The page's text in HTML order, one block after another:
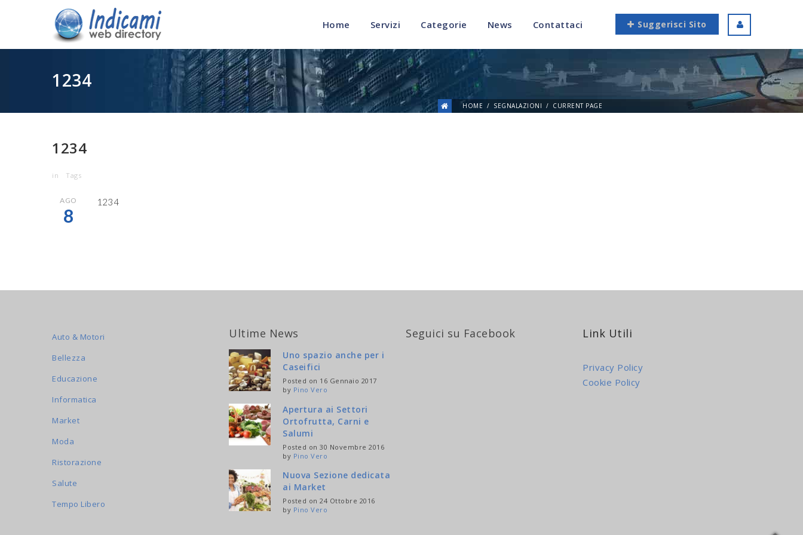
Home Servizi Categorie News Contattaci Suggerisci Sito
1234
HOME SEGNALAZIONI CURRENT PAGE
1234
in Tags
AGO
8
1234
Auto & Motori
Bellezza
Educazione
Informatica
Market
Moda
Ristorazione
Salute
Tempo Libero
Ultime News
Uno spazio anche per i
Caseifici
Posted on 16 Gennaio 2017
by Pino Vero
Apertura ai Settori
Ortofrutta, Carni e
Salumi
Posted on 30 Novembre 2016
by Pino Vero
Nuova Sezione dedicata
ai Market
Posted on 24 Ottobre 2016
by Pino Vero
Seguici su Facebook Link Utili
Privacy Policy
Cookie Policy